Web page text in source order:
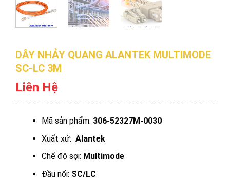
DÂY NHẢY QUANG ALANTEK MULTIMODE
SC-LC 3M
Liên Hệ
Mã sản phẩm: 306-52327M-0030
Xuất xứ: Alantek
Chế độ sợi: Multimode
Đầu nối: SC/LC